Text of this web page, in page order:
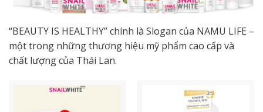
“BEAUTY IS HEALTHY” chính là Slogan của NAMU LIFE –
một trong những thương hiệu mỹ phẩm cao cấp và
chất lượng của Thái Lan.